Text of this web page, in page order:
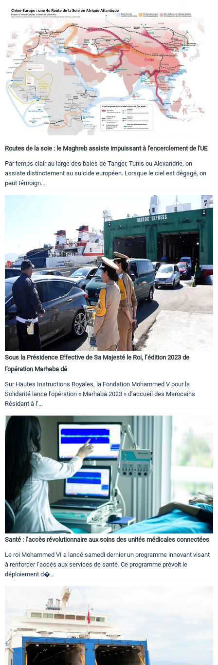
Routes de la soie : le Maghreb assiste impuissant à l'encerclement de l'UE
Par temps clair au large des baies de Tanger, Tunis ou Alexandrie, on
assiste distinctement au suicide européen. Lorsque le ciel est dégagé, on
peut témoign...
Sous la Présidence Effective de Sa Majesté le Roi, l’édition 2023 de
l’opération Marhaba dé
Sur Hautes Instructions Royales, la Fondation Mohammed V pour la
Solidarité lance l’opération « Marhaba 2023 » d’accueil des Marocains
Résidant à l’...
Santé : l’accès révolutionnaire aux soins des unités médicales connectées
Le roi Mohammed VI a lancé samedi dernier un programme innovant visant
à renforcer l’accès aux services de santé. Ce programme prévoit le
déploiement d�...